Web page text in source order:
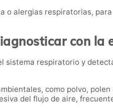
o alergias respiratorias,
con la
sistema respiratorio y
como polvo, polen
del flujo de aire,